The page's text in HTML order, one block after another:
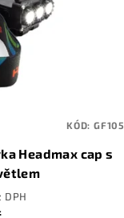
Headmax cap s
DPH
KÓD: GF105